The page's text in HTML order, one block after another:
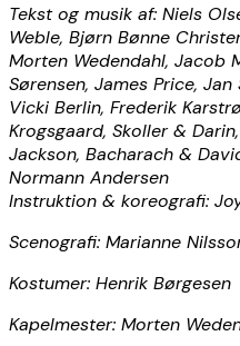
Tekst og musik af: Niels
Weble, Bjørn Bønne
Morten Wedendahl, Jacob
Sørensen, James Price,
Vicki Berlin, Frederik
Krogsgaard, Skoller &
Jackson, Bacharach &
Normann Andersen
Instruktion & koreografi:
Scenografi: Marianne
Kostumer: Henrik Børgesen
Kapelmester: Morten